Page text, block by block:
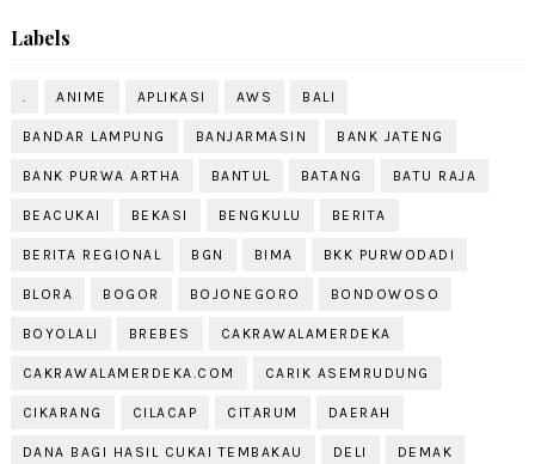
Labels
ANIME APLIKASI AWS BALI
BANDAR LAMPUNG BANJARMASIN BANK JATENG
BANK PURWA ARTHA BANTUL BATANG BATU RAJA
BEACUKAI BEKASI BENGKULU BERITA
BERITA REGIONAL BGN BIMA BKK PURWODADI
BLORA BOGOR BOJONEGORO BONDOWOSO
BOYOLALI BREBES CAKRAWALAMERDEKA
CAKRAWALAMERDEKA.COM CARIK ASEMRUDUNG
CIKARANG CILACAP CITARUM DAERAH
DANA BAGI HASIL CUKAI TEMBAKAU DELI DEMAK